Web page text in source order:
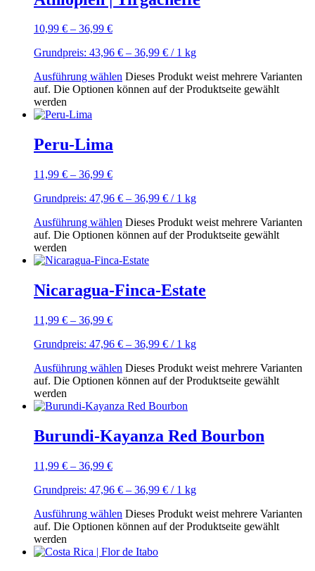
10,99 € – 36,99 €
Grundpreis: 43,96 € – 36,99 € / 1 kg
Ausführung wählen Dieses Produkt weist mehrere Varianten
auf. Die Optionen können auf der Produktseite gewählt
werden
Peru-Lima
11,99 € – 36,99 €
Grundpreis: 47,96 € – 36,99 € / 1 kg
Ausführung wählen Dieses Produkt weist mehrere Varianten
auf. Die Optionen können auf der Produktseite gewählt
werden
Nicaragua-Finca-Estate
11,99 € – 36,99 €
Grundpreis: 47,96 € – 36,99 € / 1 kg
Ausführung wählen Dieses Produkt weist mehrere Varianten
auf. Die Optionen können auf der Produktseite gewählt
werden
Burundi-Kayanza Red Bourbon
11,99 € – 36,99 €
Grundpreis: 47,96 € – 36,99 € / 1 kg
Ausführung wählen Dieses Produkt weist mehrere Varianten
auf. Die Optionen können auf der Produktseite gewählt
werden